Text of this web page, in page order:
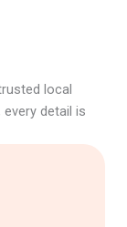
local
detail is